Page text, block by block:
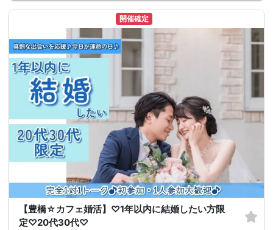
開催確定
【豊橋☆カフェ婚活】♡1年以内に結婚したい方限
定♡20代30代♡